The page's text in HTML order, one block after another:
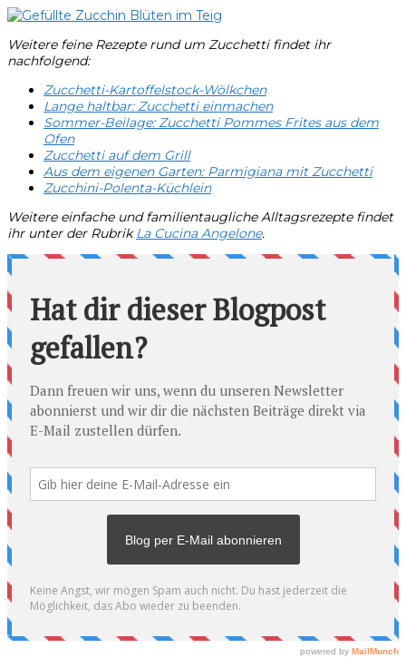
Weitere feine Rezepte rund um Zucchetti findet ihr
nachfolgend:
Zucchetti-Kartoffelstock-Wölkchen
Lange haltbar: Zucchetti einmachen
Sommer-Beilage: Zucchetti Pommes Frites aus dem
Ofen
Zucchetti auf dem Grill
Aus dem eigenen Garten: Parmigiana mit Zucchetti
Zucchini-Polenta-Küchlein
Weitere einfache und familientaugliche Alltagsrezepte findet
ihr unter der RubrikLa Cucina Angelone.